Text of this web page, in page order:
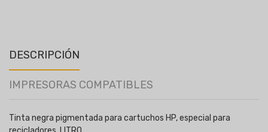
DESCRIPCIÓN
IMPRESORAS COMPATIBLES
Tinta negra pigmentada para cartuchos HP, especial para